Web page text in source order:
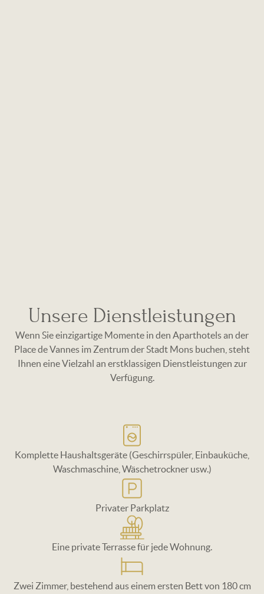
Unsere Dienstleistungen
Wenn Sie einzigartige Momente in den Aparthotels an der
Place de Vannes im Zentrum der Stadt Mons buchen, steht
Ihnen eine Vielzahl an erstklassigen Dienstleistungen zur
Verfügung.
SVG
Komplette Haushaltsgeräte (Geschirrspüler, Einbauküche,
Waschmaschine, Wäschetrockner usw.)
SVG
Privater Parkplatz
SVG
Eine private Terrasse für jede Wohnung.
SVG
Zwei Zimmer, bestehend aus einem ersten Bett von 180 cm